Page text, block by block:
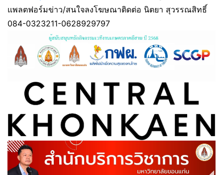
แพลตฟอร์มข่าว/สนใจลงโฆษณาติดต่อ นิตยา สุวรรณสิทธิ์
084-0323211-0628929797